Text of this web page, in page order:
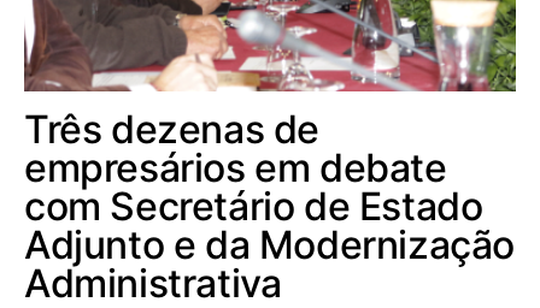
Três dezenas de
empresários em debate
com Secretário de Estado
Adjunto e da Modernização
Administrativa